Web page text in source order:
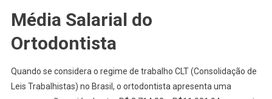
Média Salarial do
Ortodontista
Quando se considera o regime de trabalho CLT (Consolidação de
Leis Trabalhistas) no Brasil, o ortodontista apresenta uma